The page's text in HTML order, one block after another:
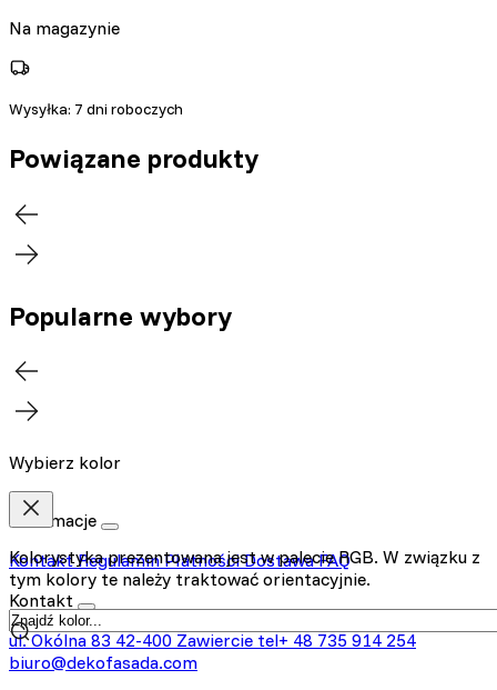
Na magazynie
Wysyłka: 7 dni roboczych
Powiązane produkty
Popularne wybory
Wybierz kolor
Kolorystyka prezentowana jest w palecie RGB. W związku z
tym kolory te należy traktować orientacyjnie.
Informacje
KontaktRegulaminPłatnościDostawaFAQ
Kontakt
ul. Okólna 83 42-400 Zawiercie tel+ 48 735 914 254
biuro@dekofasada.com